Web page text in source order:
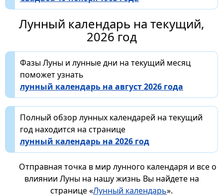
Лунный календарь на текущий,
2026 год
Фазы Луны и лунные дни на текущий месяц
поможет узнать
лунный календарь на август 2026 года
Полный обзор лунных календарей на текущий
год находится на странице
лунный календарь на 2026 год
Отправная точка в мир лунного календаря и все о
влиянии Луны на нашу жизнь Вы найдете на
странице «Лунный календарь».